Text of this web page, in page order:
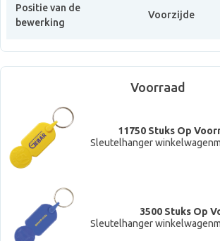
Positie van de
bewerking
Voorzijde
Voorraad
11750 Stuks Op
Sleutelhanger
3500 Stuks Op
Sleutelhanger